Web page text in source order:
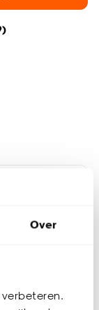
Over
jouw
favoriet is.
kleurstalen
en passen